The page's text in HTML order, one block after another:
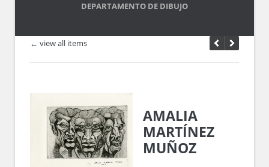
DEPARTAMENTO DE DIBUJO
← view all items
AMALIA
MARTÍNEZ
MUÑOZ